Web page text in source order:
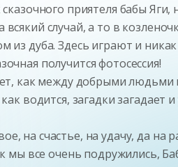
приятеля бабы
случай, а то в
из дуба. Здесь играют и
получится фотосессия!
как между добрыми людьми
водится, загадки загадает и
на счастье, на удачу, да на
все очень подружились,